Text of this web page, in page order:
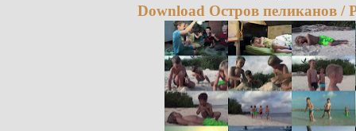
Download Остров пеликанов /